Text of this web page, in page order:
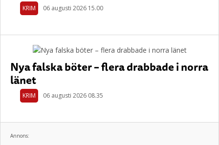
KRIM 06 augusti 2026 15.00
Nya falska böter – flera drabbade i norra
länet
KRIM 06 augusti 2026 08.35
Annons: